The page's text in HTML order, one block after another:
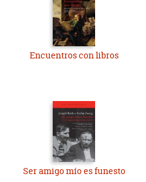
Encuentros con libros
Ser amigo mío es funesto